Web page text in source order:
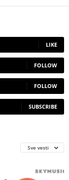
LIKE
FOLLOW
FOLLOW
SUBSCRIBE
Sve vesti